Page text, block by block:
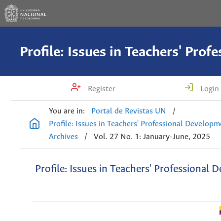
Register Login
You are in: Portal de Revistas UN
/
Profile: Issues in Teachers' Professional
Archives
/ Vol. 27 No. 1: January-June, 2025
Profile: Issues in Teachers' Professional